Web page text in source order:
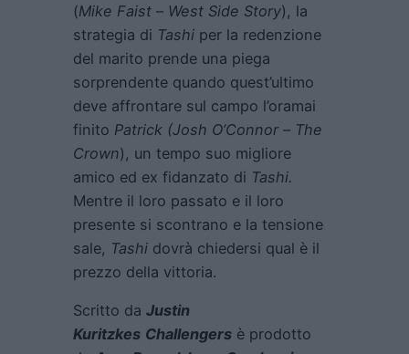
(Mike Faist – West Side Story), la
strategia di Tashi per la redenzione
del marito prende una piega
sorprendente quando quest’ultimo
deve affrontare sul campo l’oramai
finito Patrick (Josh O’Connor– The
Crown), un tempo suo migliore
amico ed ex fidanzato di Tashi.
Mentre il loro passato e il loro
presente si scontrano e la tensione
sale, Tashi dovrà chiedersi qual è il
prezzo della vittoria.
Scritto da Justin
Kuritzkes Challengers è prodotto